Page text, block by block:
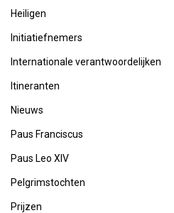
Heiligen
Initiatiefnemers
Internationale verantwoordelijken
Itineranten
Nieuws
Paus Franciscus
Paus Leo XIV
Pelgrimstochten
Prijzen